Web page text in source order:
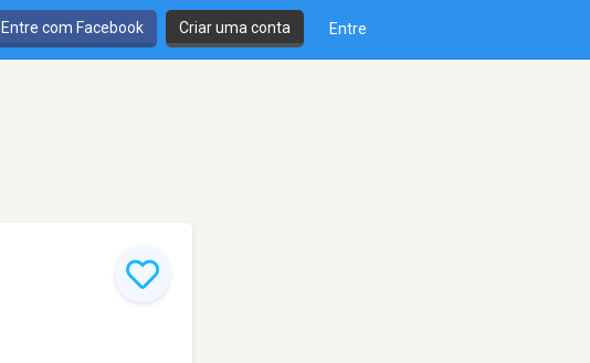
Entre com Facebook Criar uma conta Entre